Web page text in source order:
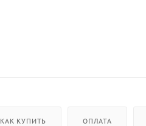
КАК КУПИТЬ ОПЛАТА